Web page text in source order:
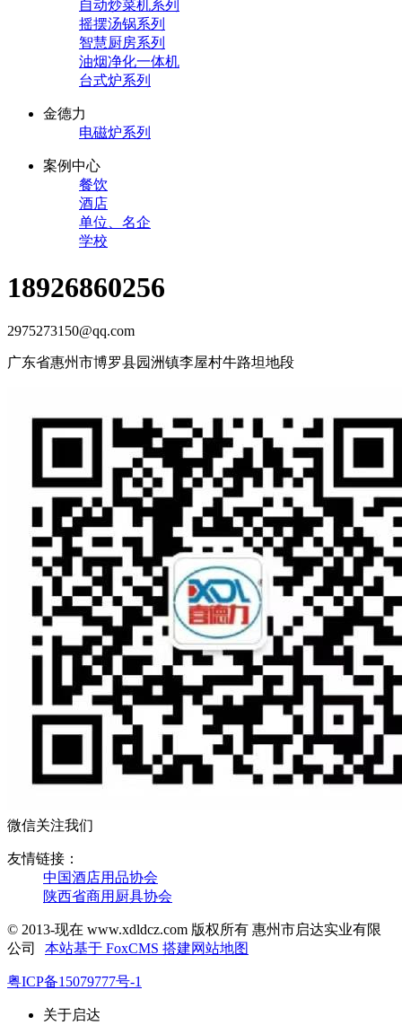
自动炒菜机系列
摇摆汤锅系列
智慧厨房系列
油烟净化一体机
台式炉系列
金德力
电磁炉系列
案例中心
餐饮
酒店
单位、名企
学校
18926860256
2975273150@qq.com
广东省惠州市博罗县园洲镇李屋村牛路坦地段
微信关注我们
友情链接：
中国酒店用品协会
陕西省商用厨具协会
© 2013-现在 www.xdldcz.com 版权所有 惠州市启达实业有限
公司
本站基于 FoxCMS 搭建网站地图
粤ICP备15079777号-1
关于启达